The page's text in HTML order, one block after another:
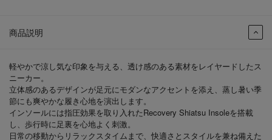
商品説明
軽やかで涼し気な印象を与える、透け感のある素材をレイヤードしたス
ニーカー。
立体感のあるデザインが足元にモダンなアクセントを添え、蒸し暑い季
節にも爽やかな履き心地を演出します。
インソールには指圧効果を取り入れたRecovery Shiatsu Insoleを搭載
し、歩行時に足裏を心地よく刺激。
日常の移動からリラックスタイムまで、快適さとスタイルを兼ね備えた